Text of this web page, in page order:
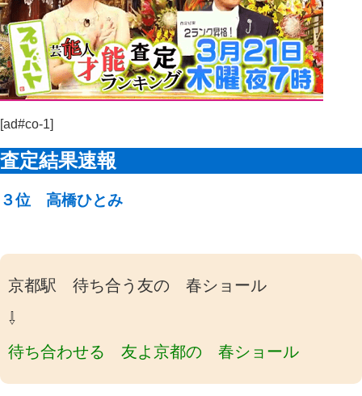
[ad#co-1]
査定結果速報
３位 高橋ひとみ
京都駅 待ち合う友の 春ショール
⇩
待ち合わせる 友よ京都の 春ショール